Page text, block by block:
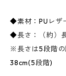
◆素材：PUレザ
◆長さ：（約）
※長さは5段階
38cm(5段階)